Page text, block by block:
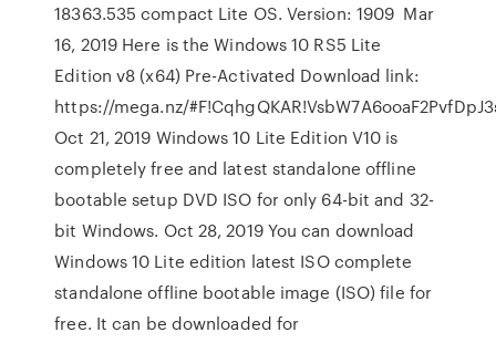
18363.535 compact Lite OS. Version: 1909 Mar
16, 2019 Here is the Windows 10 RS5 Lite
Edition v8 (x64) Pre-Activated Download link:
https://mega.nz/
Oct 21, 2019 Windows 10 Lite Edition V10 is
completely free and latest standalone offline
bootable setup DVD ISO for only 64-bit and 32-
bit Windows. Oct 28, 2019 You can download
Windows 10 Lite edition latest ISO complete
standalone offline bootable image (ISO) file for
free. It can be downloaded for